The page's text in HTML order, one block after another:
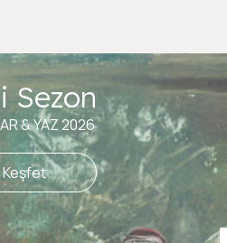
Sezon
& YAZ 2026
Keşfet